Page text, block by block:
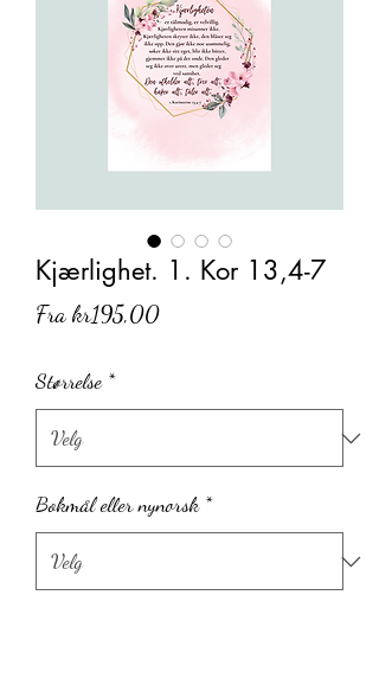
Kjærlighet. 1. Kor 13,4-7
Frakr195,00Salgspris
Størrelse *
Bokmål eller nynorsk *